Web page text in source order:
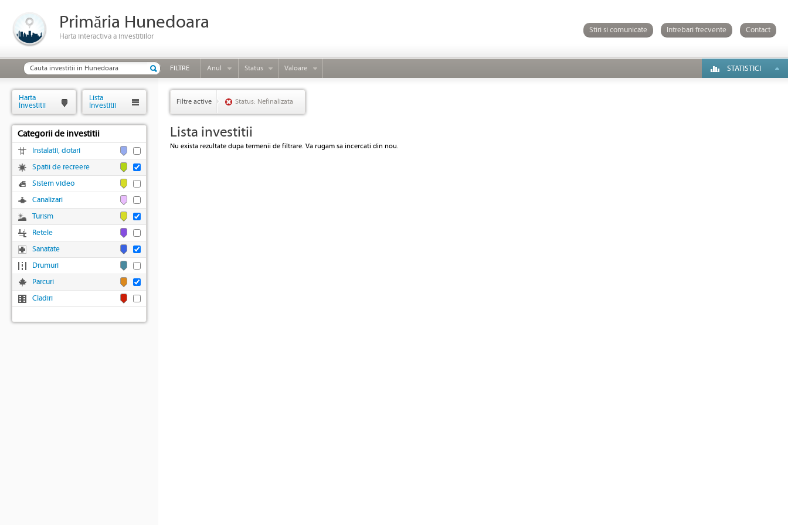
Primăria Hunedoara
Harta interactiva a investitiilor
Stiri si comunicate Intrebari frecvente Contact
FILTRE Anul Status Valoare STATISTICI
Filtre active Status: Nefinalizata
Lista investitii
Nu exista rezultate dupa termenii de filtrare. Va rugam sa incercati din nou.
Harta
Investitii
Lista
Investitii
Categorii de investitii
Instalatii, dotari
Spatii de recreere
Sistem video
Canalizari
Turism
Retele
Sanatate
Drumuri
Parcuri
Cladiri